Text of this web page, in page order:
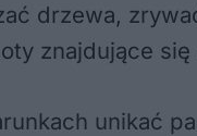
drzewa,
znajdujące
unikać